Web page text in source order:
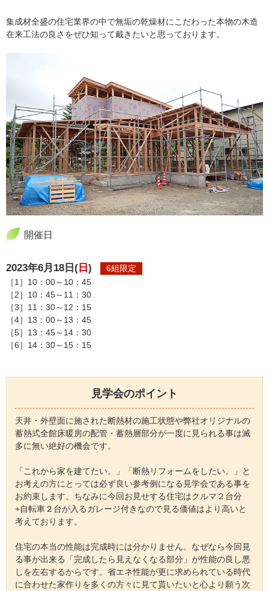
集成材全盛の住宅業界の中で無垢の乾燥材にこだわった本物の木造
在来工法の良さをぜひ知って戴きたいと思っております。
開催日
2023年6月18日( 日 )
6組限定
［1］10：00～10：45
［2］10：45～11：30
［3］11：30～12：15
［4］13：00～13：45
［5］13：45～14：30
［6］14：30～15：15
見学会のポイント
天井・外壁面に施された断熱材の施工状態や弊社オリジナルの
蓄熱式全館床暖房の配管・蓄熱層部分が一度に見られる事は滅
多に無い絶好の機会です。
「これから家を建てたい。」「断熱リフォームをしたい。」と
お考えの方にとっては必ず良い参考例になる見学会である事を
お約束します。ちなみに今回お見せする住宅はクルマ２台分
+自転車２台が入るガレージ付きなので見る価値はより高いと
考えております。
住宅の本当の性能は完成時には分かりません。なぜなら今回見
る事が出来る「完成したら見えなくなる部分」が性能の良し悪
しを左右するからです。省エネ性能が更に求められている時代
に合わせた家作りを多くの方々に見て貰いたいと心より願う次